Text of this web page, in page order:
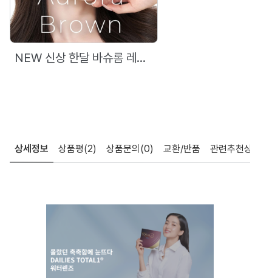
NEW 신상 한달 바슈롬 레이셀 오로라 브라운(6P)
상세정보 상품평(2) 상품문의 (0) 교환/반품 관련추천상품